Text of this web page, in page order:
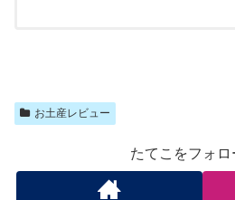
お土産レビュー
たてこをフォロ